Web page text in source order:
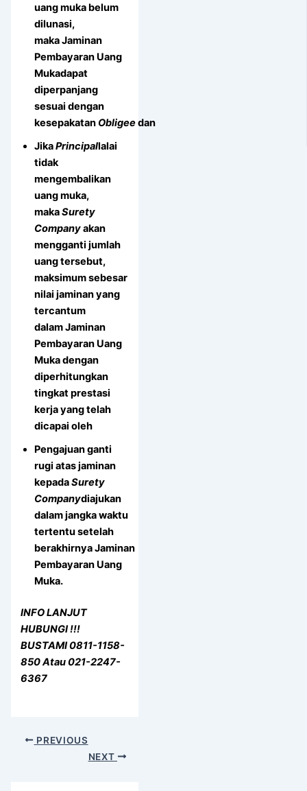
uang muka belum
dilunasi,
maka Jaminan
Pembayaran Uang
Mukadapat
diperpanjang
sesuai dengan
kesepakatan Obligeedan
JikaPrincipallalai
tidak
mengembalikan
uang muka,
makaSurety
Companyakan
mengganti jumlah
uang tersebut,
maksimum sebesar
nilai jaminan yang
tercantum
dalam Jaminan
Pembayaran Uang
Muka dengan
diperhitungkan
tingkat prestasi
kerja yang telah
dicapai oleh
Pengajuan ganti
rugi atas jaminan
kepadaSurety
Companydiajukan
dalam jangka waktu
tertentu setelah
berakhirnya Jaminan
Pembayaran Uang
Muka.
INFO LANJUT
HUBUNGI !!!
BUSTAMI 0811-1158-
850 Atau 021-2247-
6367
PREVIOUS
NEXT